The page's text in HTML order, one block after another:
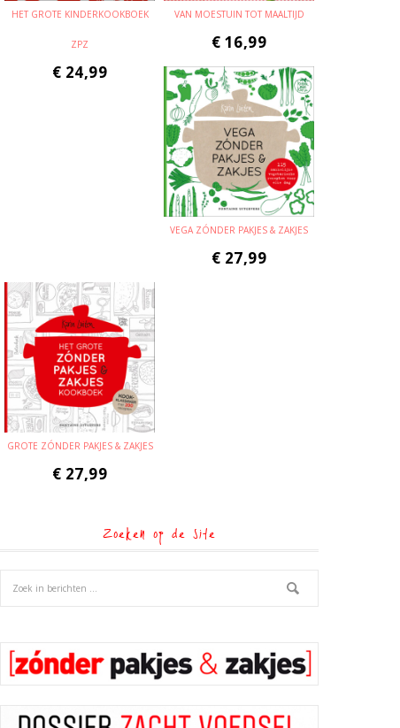
HET GROTE KINDERKOOKBOEK
ZPZ
€ 24,99
VAN MOESTUIN TOT MAALTIJD
€ 16,99
VEGA ZÓNDER PAKJES & ZAKJES
€ 27,99
GROTE ZÓNDER PAKJES & ZAKJES
€ 27,99
Zoeken op de site